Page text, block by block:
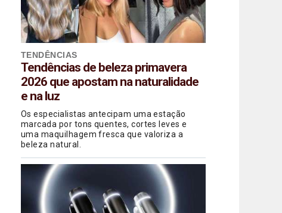
TENDÊNCIAS
Tendências de beleza primavera
2026 que apostam na naturalidade
e na luz
Os especialistas antecipam uma estação
marcada por tons quentes, cortes leves e
uma maquilhagem fresca que valoriza a
beleza natural.